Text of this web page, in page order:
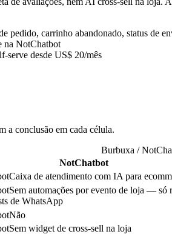
pedido, carrinho abandonado, status de
na NotChatbot
serve desde US$ 20/mês
a conclusão em cada célula.
Burbuxa /
NotChatbot
Caixa de atendimento com IA para
Sem automações por evento de loja — só
de WhatsApp
Não
Sem widget de cross-sell na loja